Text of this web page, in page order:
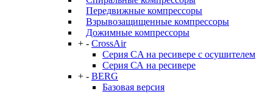
Передвижные компрессоры
Взрывозащищенные компрессоры
Дожимные компрессоры
+ - CrossAir
Серия CA на ресивере с осушителем
Серия СА на ресивере
+ - BERG
Базовая версия